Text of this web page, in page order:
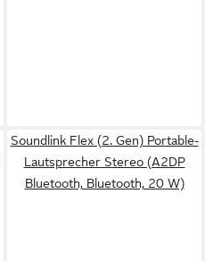
Soundlink Flex (2. Gen) Portable-
Lautsprecher Stereo (A2DP
Bluetooth, Bluetooth, 20 W)